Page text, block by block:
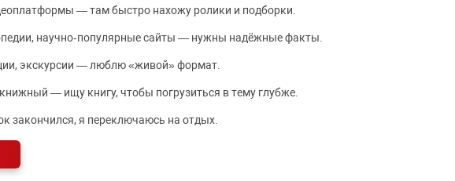
— там быстро нахожу ролики и подборки.
научно‑популярные сайты — нужны надёжные факты.
экскурсии — люблю «живой» формат.
— ищу книгу, чтобы погрузиться в тему глубже.
закончился, я переключаюсь на отдых.